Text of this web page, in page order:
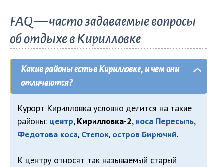
FAQ — часто задаваемые вопросы
об отдыхе в Кирилловке
Какие районы есть в Кирилловке, и чем они
отличаются?
Курорт Кирилловка условно делится на такие
районы: центр, Кирилловка-2, коса Пересыпь,
Федотова коса, Степок, остров Бирючий.
К центру относят так называемый старый